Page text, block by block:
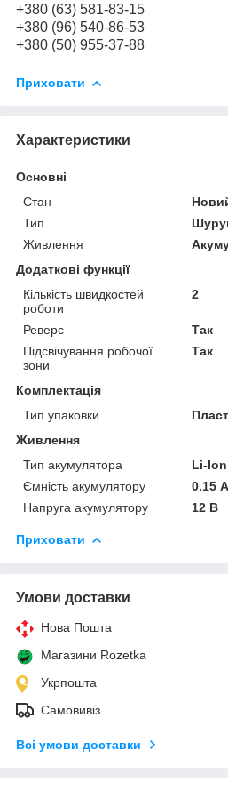
+380 (63) 581-83-15
+380 (96) 540-86-53
+380 (50) 955-37-88
Приховати
Характеристики
Основні
Стан
Тип
Живлення
Додаткові функції
Кількість швидкостей
роботи
2
Реверс
Так
Підсвічування робочої
зони
Так
Комплектація
Тип упаковки
Живлення
Тип акумулятора
Li-Ion
Ємність акумулятору
0.15
Напруга акумулятору
12 В
Приховати
Умови доставки
Нова Пошта
Магазини Rozetka
Укрпошта
Самовивіз
Всі умови доставки